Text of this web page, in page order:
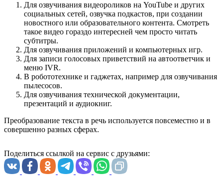
Для озвучивания видеороликов на YouTube и других
социальных сетей, озвучка подкастов, при создании
новостного или образовательного контента. Смотреть
такое видео гораздо интересней чем просто читать
субтитры.
Для озвучивания приложений и компьютерных игр.
Для записи голосовых приветствий на автоответчик и
меню IVR.
В робототехнике и гаджетах, например для озвучивания
пылесосов.
Для озвучивания технической документации,
презентаций и аудиокниг.
Преобразование текста в речь используется повсеместно и в
совершенно разных сферах.
Поделиться ссылкой на сервис с друзьями: